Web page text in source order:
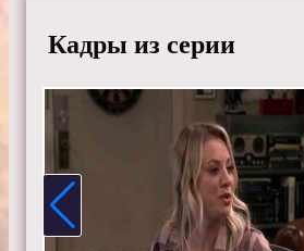
на телефоне, планшете, пк или
Кадры из серии